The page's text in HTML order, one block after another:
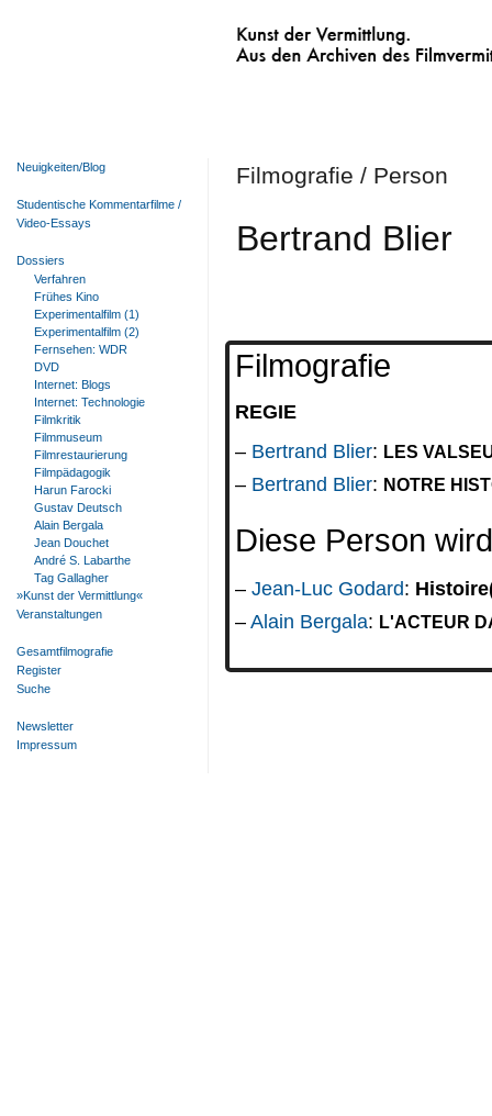
Kunst der Vermittlung.
Aus den Archiven des Filmvermittelnden
Neuigkeiten/Blog
Studentische Kommentarfilme /
Video-Essays
Dossiers
Verfahren
Frühes Kino
Experimentalfilm (1)
Experimentalfilm (2)
Fernsehen: WDR
DVD
Internet: Blogs
Internet: Technologie
Filmkritik
Filmmuseum
Filmrestaurierung
Filmpädagogik
Harun Farocki
Gustav Deutsch
Alain Bergala
Jean Douchet
André S. Labarthe
Tag Gallagher
»Kunst der Vermittlung«
Veranstaltungen
Gesamtfilmografie
Register
Suche
Newsletter
Impressum
Filmografie / Person
Bertrand Blier
Filmografie
REGIE
Bertrand Blier: LES
Bertrand Blier: NOTRE
Diese Person
Jean-Luc Godard:
Alain Bergala: L'ACTEUR